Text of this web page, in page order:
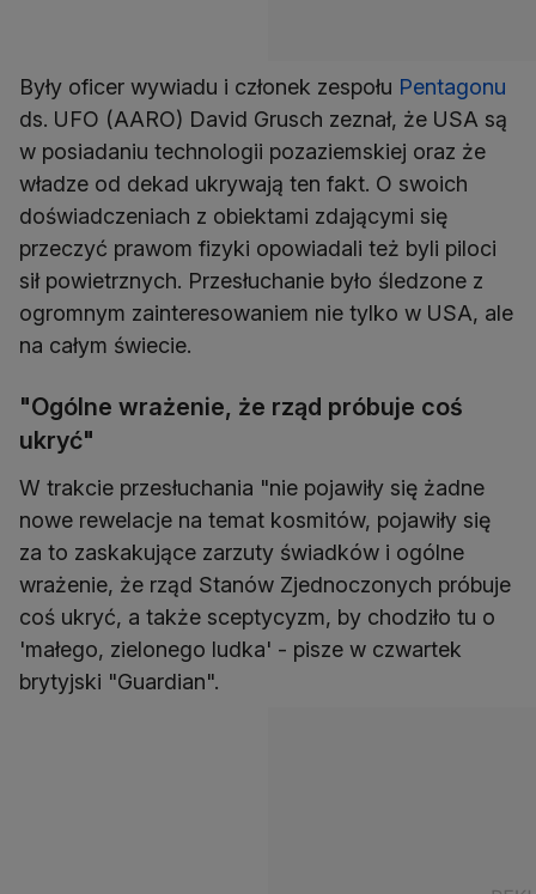
Były oficer wywiadu i członek zespołu Pentagonu
ds. UFO (AARO) David Grusch zeznał, że USA są
w posiadaniu technologii pozaziemskiej oraz że
władze od dekad ukrywają ten fakt. O swoich
doświadczeniach z obiektami zdającymi się
przeczyć prawom fizyki opowiadali też byli piloci
sił powietrznych. Przesłuchanie było śledzone z
ogromnym zainteresowaniem nie tylko w USA, ale
na całym świecie.
"Ogólne wrażenie, że rząd próbuje coś
ukryć"
W trakcie przesłuchania "nie pojawiły się żadne
nowe rewelacje na temat kosmitów, pojawiły się
za to zaskakujące zarzuty świadków i ogólne
wrażenie, że rząd Stanów Zjednoczonych próbuje
coś ukryć, a także sceptycyzm, by chodziło tu o
'małego, zielonego ludka' - pisze w czwartek
brytyjski "Guardian".